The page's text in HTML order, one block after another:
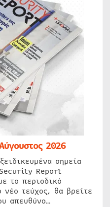
2026
σημεία
Report
το περιοδικό
νέο τεύχος, θα βρείτε
απευθύνο…